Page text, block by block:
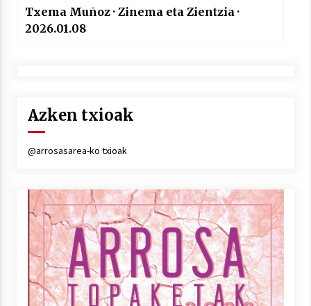
Txema Muñoz · Zinema eta Zientzia ·
2026.01.08
Azken txioak
@arrosasarea-ko txioak